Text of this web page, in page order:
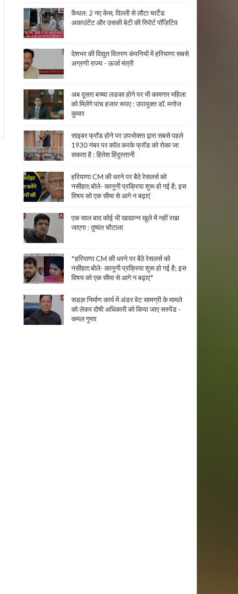
कैथल: 2 नए केस, दिल्ली से लौटा चार्टेड
अकाउंटेंट और उसकी बेटी की रिपोर्ट पॉज़िटिव
देशभर की विद्युत वितरण कंपनियों में हरियाणा सबसे
अग्रणी राज्य - ऊर्जा मंत्री
अब दूसरा बच्चा लडका होने पर भी कामगार महिला
को मिलेंगे पांच हजार रूपए : उपायुक्त डॉ. मनोज
कुमार
साइबर फ्रॉड होने पर उपभोक्ता द्वारा सबसे पहले
1930 नंबर पर कॉल करके फ्रॉड को रोका जा
सकता है : हितेश हिंदुस्तानी
हरियाणा CM की धरने पर बैठे रेसलर्स को
नसीहत:बोले- कानूनी प्रक्रिया शुरू हो गई है; इस
विषय को एक सीमा से आगे न बढ़ाएं
एक साल बाद कोई भी खाद्यान्न खुले में नहीं रखा
जाएगा : दुष्यंत चौटाला
*हरियाणा CM की धरने पर बैठे रेसलर्स को
नसीहत:बोले- कानूनी प्रक्रिया शुरू हो गई है; इस
विषय को एक सीमा से आगे न बढ़ाएं*
सडक़ निर्माण कार्य में अंडर वेट सामग्री के मामले
को लेकर दोषी अधिकारी को किया जाए सस्पेंड -
कमल गुप्ता